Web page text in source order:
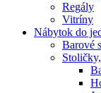
Regály
Vitríny
Nábytok do
Barové